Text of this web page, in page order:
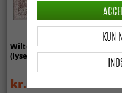
Wilton-tæppe - Gombalia
(lyserød)
kr.329
KUN